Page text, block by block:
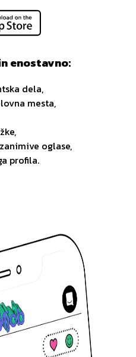
enostavno:
dela,
mesta,
oglase,
profila.